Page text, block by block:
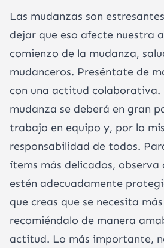
Las mudanzas son
dejar que eso afecte nuestra
comienzo de la mudanza,
mudanceros. Preséntate de
con una actitud colaborativa.
mudanza se deberá en gran
trabajo en equipo y, por lo
responsabilidad de todos.
ítems más delicados, observa
estén adecuadamente
que creas que se necesita
recomiéndalo de manera
actitud. Lo más importante,